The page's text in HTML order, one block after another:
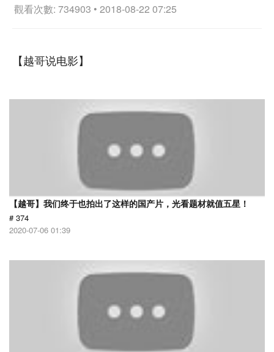
觀看次數: 734903 • 2018-08-22 07:25
【越哥说电影】
【越哥】我们终于也拍出了这样的国产片，光看题材就值五星！
# 374
2020-07-06 01:39